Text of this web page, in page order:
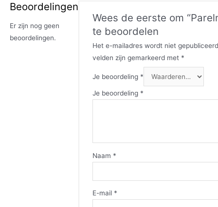
Beoordelingen
Er zijn nog geen
beoordelingen.
Wees de eerste om
te beoordelen
Het e-mailadres wordt niet
velden zijn gemarkeerd met *
Je beoordeling *
Je beoordeling *
Naam *
E-mail *